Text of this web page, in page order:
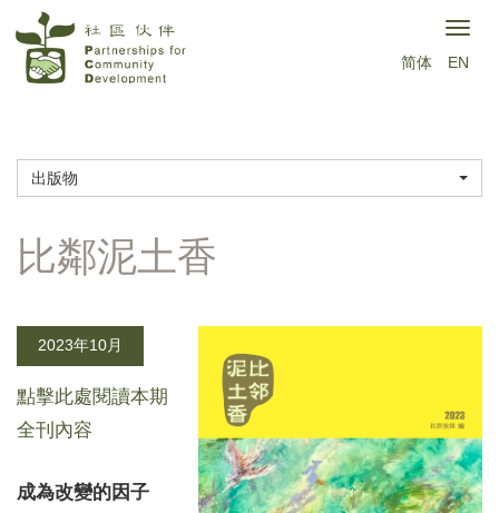
至
简体 EN
出版物
2023年10月
點擊此處閱讀本期
全刊內容
成為改變的因子